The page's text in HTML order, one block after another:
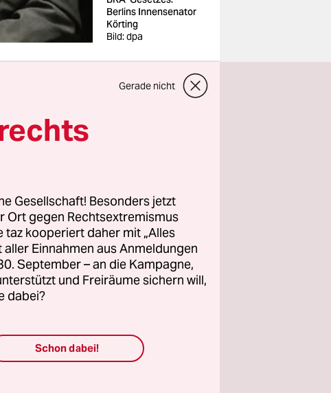
Berlins Innensenator
Körting
Bild: dpa
Sie dann,
soll?
für das
die
für das
darf nur,
Gerade nicht
Gesellschaft! Besonders jetzt
Ort gegen Rechtsextremismus
taz kooperiert daher mit „Alles
Einnahmen aus Anmeldungen
September – an die Kampagne,
und Freiräume sichern will,
dabei?
Schon dabei!